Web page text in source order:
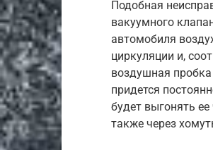
Подобная
вакуумного
автомобиля
циркуляции и,
воздушная
придется
будет выгонять
также через